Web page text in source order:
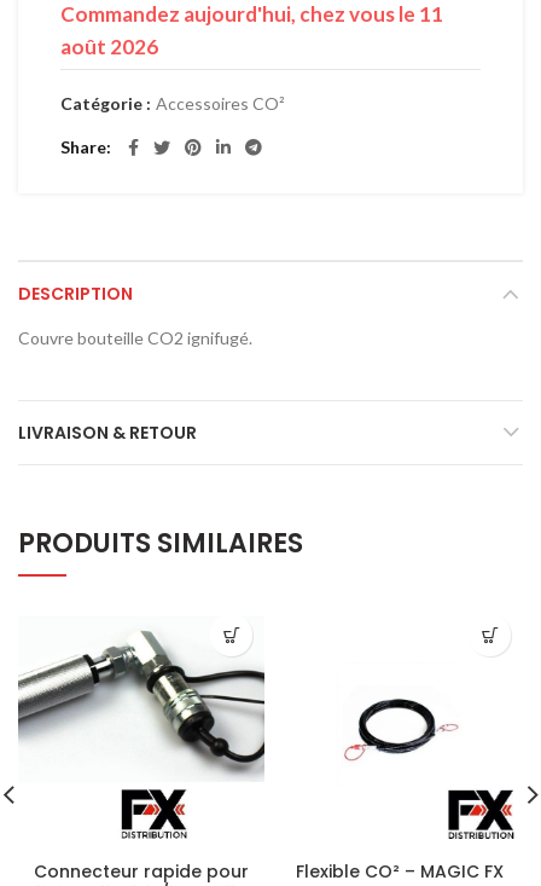
Commandez aujourd'hui, chez vous le 11
août 2026
Catégorie : Accessoires CO²
Share
DESCRIPTION
Couvre bouteille CO2 ignifugé.
LIVRAISON & RETOUR
PRODUITS SIMILAIRES
Connecteur rapide pour
Flexible CO² – MAGIC FX